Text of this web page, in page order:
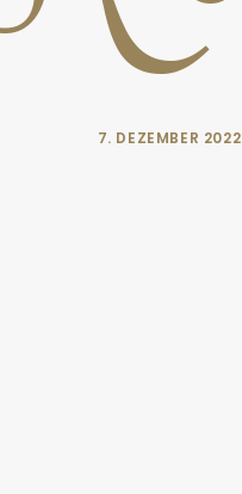
7. DEZEMBER 2022